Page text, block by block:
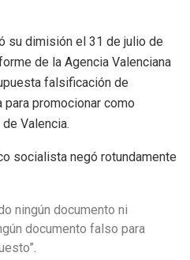
su dimisión el 31 de julio de
de la Agencia Valenciana
falsificación de
promocionar como
Valencia.
socialista negó rotundamente
ningún documento ni
documento falso para